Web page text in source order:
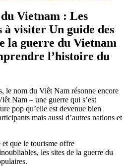
Vietnam : Les
visiter Un guide des
la guerre du Vietnam
l’histoire du
le nom du Viêt Nam résonne encore
Nam – une guerre qui s’est
pop qu’elle est devenue bien
mais aussi d’autres nations et
et que le tourisme offre
les sites de la guerre du